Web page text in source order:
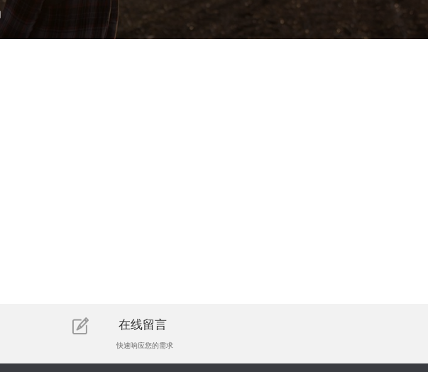
在线留言
快速响应您的需求